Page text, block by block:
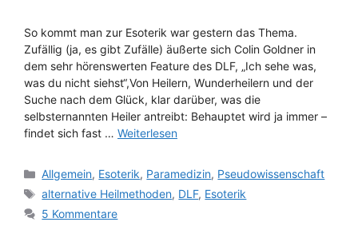
So kommt man zur Esoterik war gestern das Thema.
Zufällig (ja, es gibt Zufälle) äußerte sich Colin Goldner in
dem sehr hörenswerten Feature des DLF, „Ich sehe was,
was du nicht siehst“,Von Heilern, Wunderheilern und der
Suche nach dem Glück, klar darüber, was die
selbsternannten Heiler antreibt: Behauptet wird ja immer –
findet sich fast … Weiterlesen
Kategorien
Allgemein, Esoterik, Paramedizin, Pseudowissenschaft
Schlagwörter
alternative Heilmethoden, DLF, Esoterik
5 Kommentare